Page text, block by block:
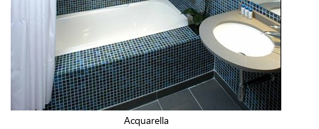
Acquarella